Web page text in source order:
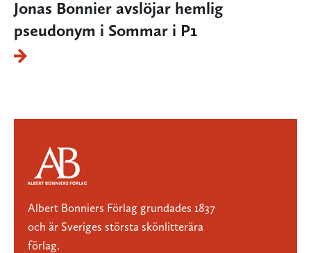
Jonas Bonnier avslöjar hemlig
pseudonym i Sommar i P1
Albert Bonniers Förlag grundades 1837
och är Sveriges största skönlitterära
förlag.